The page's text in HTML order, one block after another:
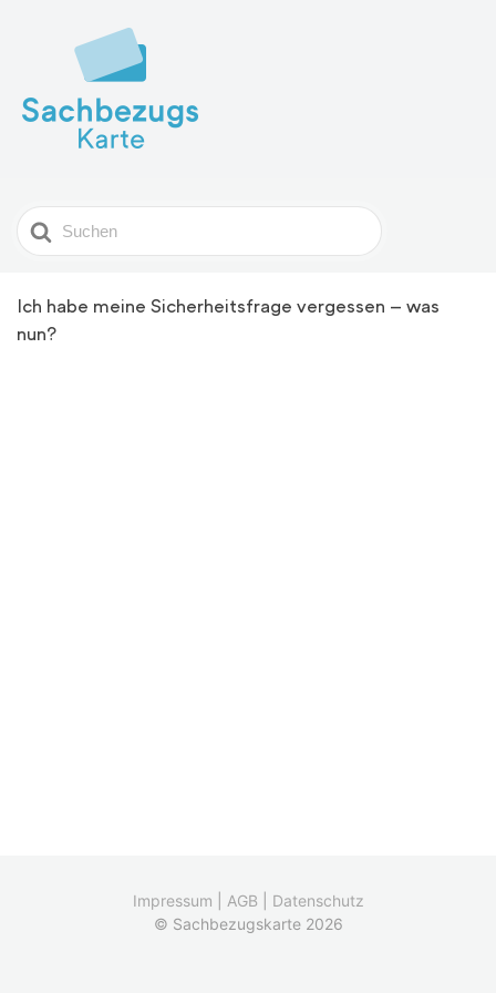
Search
For
Ich habe meine Sicherheitsfrage vergessen – was
nun?
Impressum AGB
Datenschutz
© Sachbezugskarte 2026